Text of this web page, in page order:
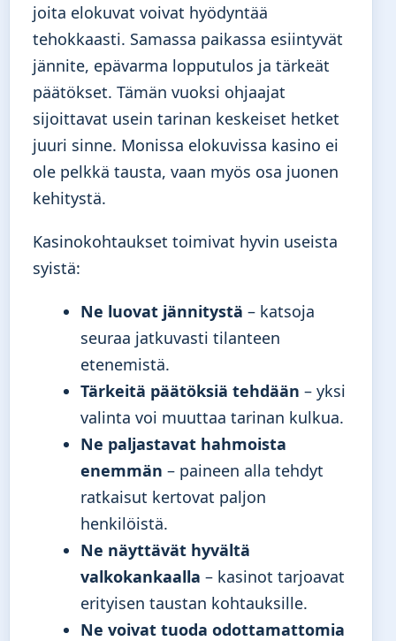
joita elokuvat voivat hyödyntää
tehokkaasti. Samassa paikassa esiintyvät
jännite, epävarma lopputulos ja tärkeät
päätökset. Tämän vuoksi ohjaajat
sijoittavat usein tarinan keskeiset hetket
juuri sinne. Monissa elokuvissa kasino ei
ole pelkkä tausta, vaan myös osa juonen
kehitystä.
Kasinokohtaukset toimivat hyvin useista
syistä:
Ne luovat jännitystä – katsoja
seuraa jatkuvasti tilanteen
etenemistä.
Tärkeitä päätöksiä tehdään – yksi
valinta voi muuttaa tarinan kulkua.
Ne paljastavat hahmoista
enemmän – paineen alla tehdyt
ratkaisut kertovat paljon
henkilöistä.
Ne näyttävät hyvältä
valkokankaalla – kasinot tarjoavat
erityisen taustan kohtauksille.
Ne voivat tuoda odottamattomia